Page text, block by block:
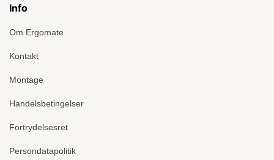
Info
Om Ergomate
Kontakt
Montage
Handelsbetingelser
Fortrydelsesret
Persondatapolitik